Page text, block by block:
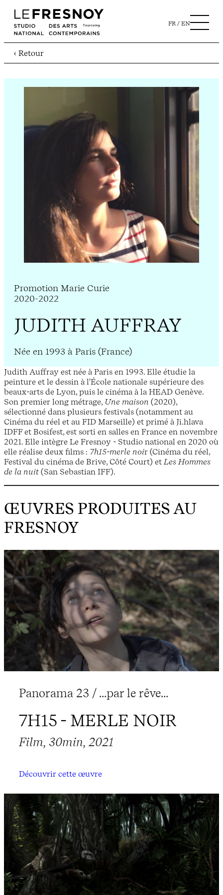
FR EN
‹ Retour
Promotion Marie Curie
2020-2022
JUDITH AUFFRAY
Née en 1993 à Paris (France)
Judith Auffray est née à Paris en 1993. Elle étudie la
peinture et le dessin à l'École nationale supérieure des
beaux-arts de Lyon, puis le cinéma à la HEAD Genève.
Son premier long métrage, Une maison (2020),
sélectionné dans plusieurs festivals (notamment au
Cinéma du réel et au FID Marseille) et primé à Ji.hlava
IDFF et Bosifest, est sorti en salles en France en novembre
2021. Elle intègre Le Fresnoy - Studio national en 2020 où
elle réalise deux films : 7h15-merle noir (Cinéma du réel,
Festival du cinéma de Brive, Côté Court) etLes Hommes
de la nuit (San Sebastian IFF).
ŒUVRES PRODUITES AU
FRESNOY
Panorama 23 / ...par le rêve...
7H15 - MERLE NOIR
Film, 30min, 2021
Découvrir cette œuvre